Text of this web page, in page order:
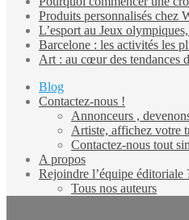
Produits personnalisés chez
L’esport au Jeux
Barcelone : les activités les
Art : au cœur des tendances
Blog
Contactez-nous !
Annonceurs ,
Artiste, affichez votre
Contactez-nous tout
A propos
Rejoindre l’équipe éditoriale
Tous nos auteurs